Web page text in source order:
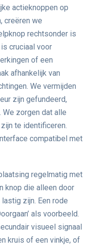
actieknoppen op
creëren we
rechtsonder is
cruciaal voor
of een
afhankelijk van
We vermijden
zijn gefundeerd,
We zorgen dat alle
te identificeren.
compatibel met
regelmatig met
knop die alleen door
zijn. Een rode
als voorbeeld.
visueel signaal
kruis of een vinkje, of